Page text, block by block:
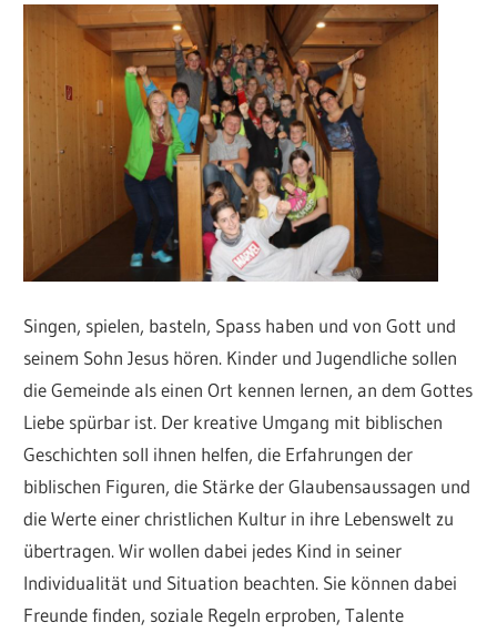
Singen, spielen, basteln, Spass haben und von Gott und
seinem Sohn Jesus hören. Kinder und Jugendliche sollen
die Gemeinde als einen Ort kennen lernen, an dem Gottes
Liebe spürbar ist. Der kreative Umgang mit biblischen
Geschichten soll ihnen helfen, die Erfahrungen der
biblischen Figuren, die Stärke der Glaubensaussagen und
die Werte einer christlichen Kultur in ihre Lebenswelt zu
übertragen. Wir wollen dabei jedes Kind in seiner
Individualität und Situation beachten. Sie können dabei
Freunde finden, soziale Regeln erproben, Talente